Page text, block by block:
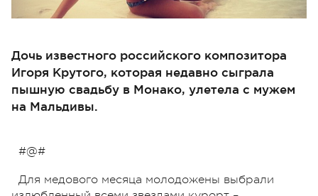
Дочь известного российского композитора
Игоря Крутого, которая недавно сыграла
пышную свадьбу в Монако, улетела с мужем
на Мальдивы.
#@#
Для медового месяца молодожены выбрали